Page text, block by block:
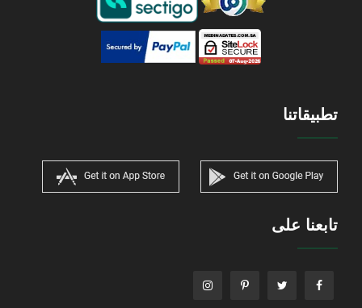
تطبيقاتنا
تابعنا على